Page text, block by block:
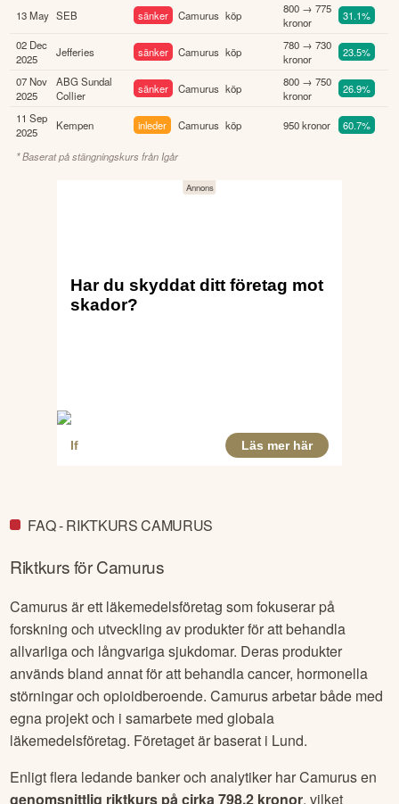
13 May SEB sänker Camurus köp
800 → 775
kronor
31.1%
02 Dec
2025
Jefferies sänker Camurus köp
780 → 730
kronor
23.5%
07 Nov
2025
ABG Sundal
Collier
sänker Camurus köp
800 → 750
kronor
26.9%
11 Sep
2025
Kempen inleder Camurus köp 950 kronor 60.7%
* Baserat på stängningskurs från Igår
FAQ - RIKTKURS CAMURUS
Riktkurs förCamurus
Camurus är ett läkemedelsföretag som fokuserar på
forskning och utveckling av produkter för att behandla
allvarliga och långvariga sjukdomar. Deras produkter
används bland annat för att behandla cancer, hormonella
störningar och opioidberoende. Camurus arbetar både med
egna projekt och i samarbete med globala
läkemedelsföretag. Företaget är baserat i Lund.
Enligt flera ledande banker och analytiker harCamurusen
genomsnittlig riktkurs på cirka798.2 kronor, vilket